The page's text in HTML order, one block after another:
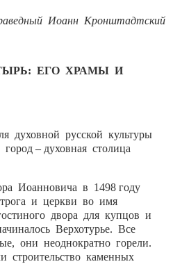
Иоанн Кронштадтский
ЕГО ХРАМЫ И
русской культуры
– духовная столица
Иоанновича в 1498 году
и церкви во имя
двора для купцов и
Верхотурье. Все
они неоднократно горели.
строительство каменных